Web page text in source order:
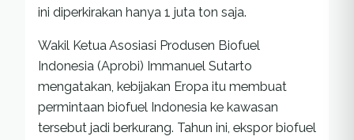
ini diperkirakan hanya 1 juta ton saja.
Wakil Ketua Asosiasi Produsen Biofuel
Indonesia (Aprobi) Immanuel Sutarto
mengatakan, kebijakan Eropa itu membuat
permintaan biofuel Indonesia ke kawasan
tersebut jadi berkurang. Tahun ini, ekspor biofuel